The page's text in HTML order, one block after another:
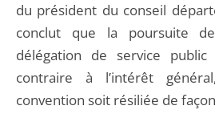
du président du conseil
conclut que la poursuite
délégation de service
contraire à l’intérêt
convention soit résiliée de